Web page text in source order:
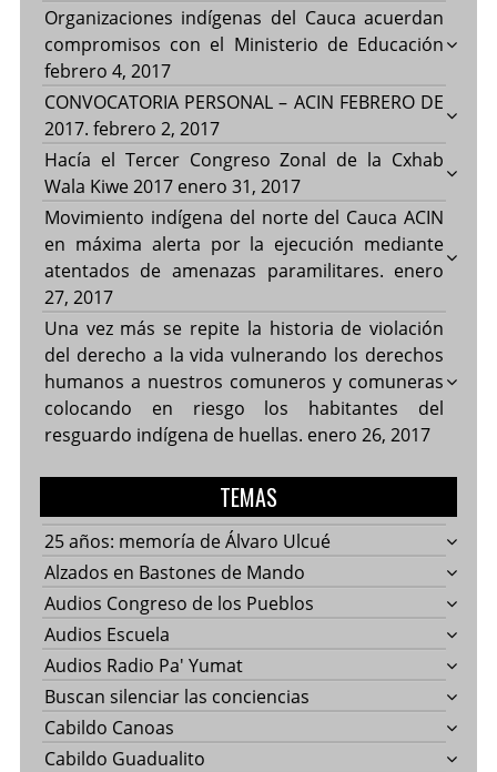
Organizaciones indígenas del Cauca acuerdan
compromisos con el Ministerio de Educación
febrero 4, 2017
CONVOCATORIA PERSONAL – ACIN FEBRERO DE
2017. febrero 2, 2017
Hacía el Tercer Congreso Zonal de la Cxhab
Wala Kiwe 2017 enero 31, 2017
Movimiento indígena del norte del Cauca ACIN
en máxima alerta por la ejecución mediante
atentados de amenazas paramilitares. enero
27, 2017
Una vez más se repite la historia de violación
del derecho a la vida vulnerando los derechos
humanos a nuestros comuneros y comuneras
colocando en riesgo los habitantes del
resguardo indígena de huellas. enero 26, 2017
TEMAS
25 años: memoría de Álvaro Ulcué
Alzados en Bastones de Mando
Audios Congreso de los Pueblos
Audios Escuela
Audios Radio Pa' Yumat
Buscan silenciar las conciencias
Cabildo Canoas
Cabildo Guadualito